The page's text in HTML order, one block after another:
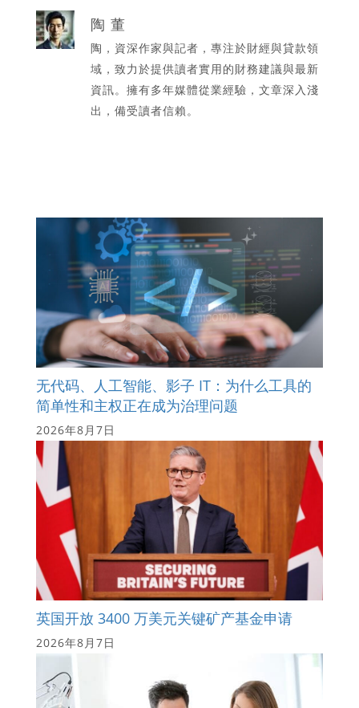
陶 董
陶，資深作家與記者，專注於財經與貸款領
域，致力於提供讀者實用的財務建議與最新
資訊。擁有多年媒體從業經驗，文章深入淺
出，備受讀者信賴。
无代码、人工智能、影子 IT：为什么工具的
简单性和主权正在成为治理问题
2026年8月7日
英国开放 3400 万美元关键矿产基金申请
2026年8月7日